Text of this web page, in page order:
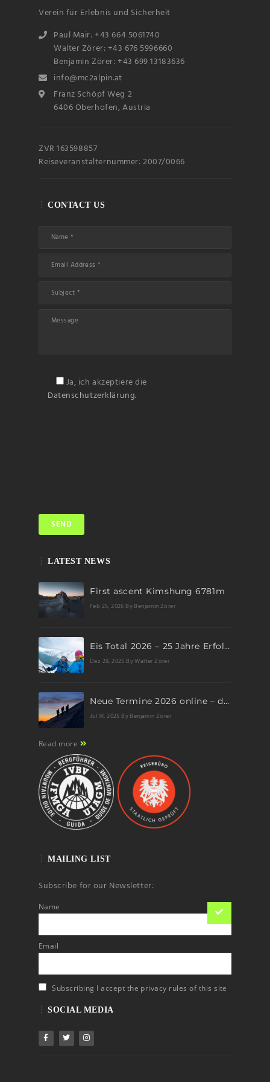
Verein für Erlebnis und Sicherheit
Paul Mair: +43 664 5061740
Walter Zörer: +43 676 5996660
Benjamin Zörer: +43 699 13183636
info@mc2alpin.at
Franz Schöpf Weg 2
6406 Oberhofen, Austria
ZVR 163598857
Reiseveranstalternummer: 2007/0066
CONTACT US
Ja, ich akzeptiere die
Datenschutzerklärung.
LATEST NEWS
First ascent Kimshung 6781m
Feb 25, 2026 By Benjamin Zörer
Eis Total 2026 – 25 Jahre Erfolgsgeschichte im steilen Eis
Dez 29, 2025 By Walter Zörer
Neue Termine 2026 online – dein nächstes Abenteuer wartet!
Jul 14, 2025 By Benjamin Zörer
Read more
MAILING LIST
Subscribe for our Newsletter:
Name
Email
Subscribing I accept the privacy rules of this site
SOCIAL MEDIA